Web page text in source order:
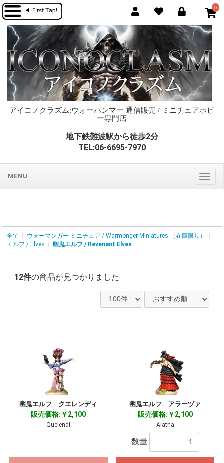
0
アイコノクラズム:ウォーハンマー 通信販売 / ミニチュアホビ
ー専門店
地下鉄難波駅から徒歩2分
TEL:06-6695-7970
MENU
全て ウォーマンガー ミニチュア / Warmonger Miniatures （在庫限り）
エルフ / Elves
幽鬼エルフ / Revenant Elves
12件の商品が見つかりました
幽鬼エルフ クエレンディ
販売価格:￥2,100
Quelendi
幽鬼エルフ アラーヅァ
販売価格:￥2,100
Alatha
数量